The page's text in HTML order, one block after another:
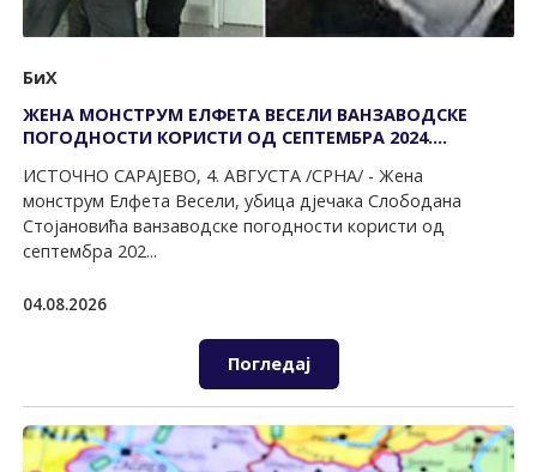
БиХ
ЖЕНА МОНСТРУМ ЕЛФЕТА ВЕСЕЛИ ВАНЗАВОДСКЕ
ПОГОДНОСТИ КОРИСТИ ОД СЕПТЕМБРА 2024.
ИСТОЧНО САРАЈЕВО, 4. АВГУСТА /СРНА/ - Жена
монструм Елфета Весели, убица дјечака Слободана
Стојановића ванзаводске погодности користи од
септембра 202...
04.08.2026
Погледај